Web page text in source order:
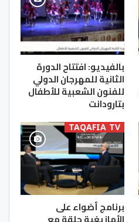
بالفيديو: افتتاح الدورة
الثانية للمهرجان الدولي
للفنون الشعبية للأطفال
بتارودانت
TAQAFIA TV
برنامج أضواء على